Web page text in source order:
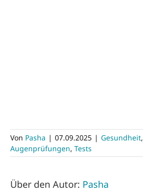
Von Pasha | 07.09.2025 | Gesundheit,
Augenprüfungen, Tests
Über den Autor: Pasha